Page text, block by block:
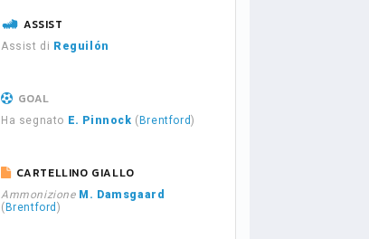
ASSIST
Assist di Reguilón
GOAL
Ha segnato E. Pinnock ( Brentford)
CARTELLINO GIALLO
Ammonizione M. Damsgaard
( Brentford)